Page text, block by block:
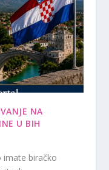
NA
U BIH
imate biračko